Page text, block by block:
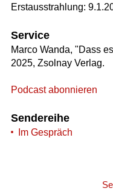
Erstausstrahlung:
Service
Marco Wanda, "Dass
2025, Zsolnay Verlag.
Podcast abonnieren
Sendereihe
Im Gespräch